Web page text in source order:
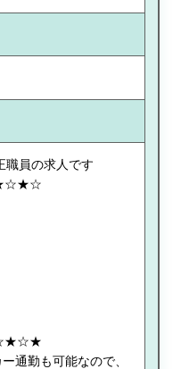
職員の求人です
★☆★☆
通勤も可能なので、